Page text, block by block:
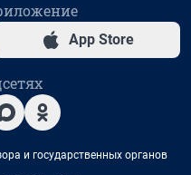
App Store
и государственных органов